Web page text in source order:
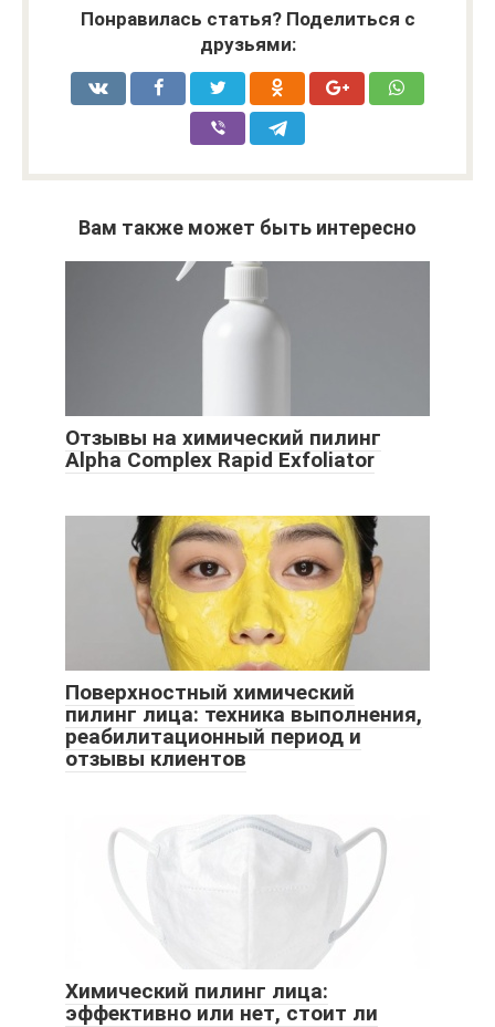
Понравилась статья? Поделиться с
друзьями:
Вам также может быть интересно
Отзывы на химический пилинг
Alpha Complex Rapid Exfoliator
Поверхностный химический
пилинг лица: техника выполнения,
реабилитационный период и
отзывы клиентов
Химический пилинг лица:
эффективно или нет, стоит ли